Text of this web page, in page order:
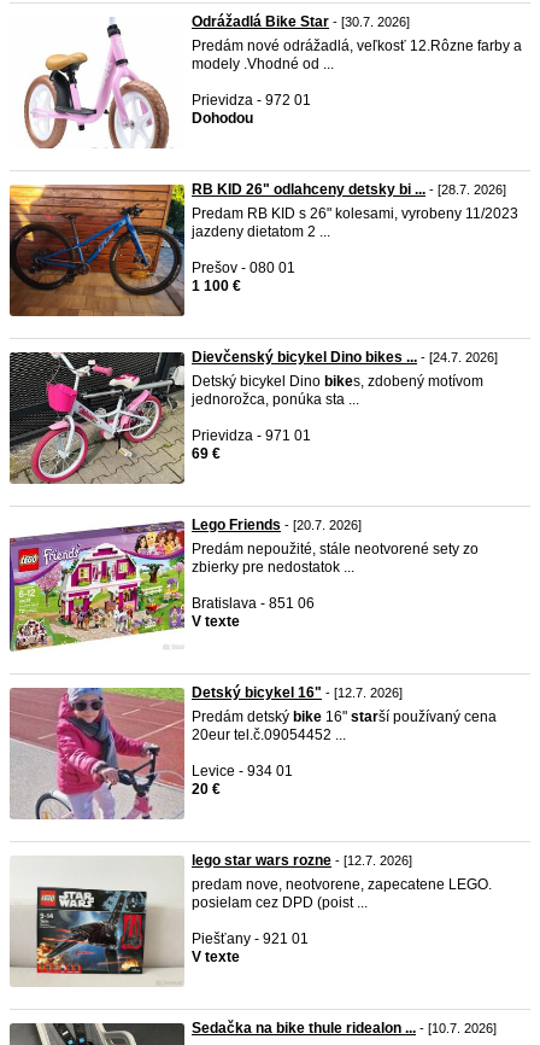
Odrážadlá Bike Star - [30.7. 2026]
Predám nové odrážadlá, veľkosť 12.Rôzne farby a
modely .Vhodné od ...
Prievidza - 972 01
Dohodou
RB KID 26" odlahceny detsky bi ... - [28.7. 2026]
Predam RB KID s 26" kolesami, vyrobeny 11/2023
jazdeny dietatom 2 ...
Prešov - 080 01
1 100 €
Dievčenský bicykel Dino bikes ... - [24.7. 2026]
Detský bicykel Dino bikes, zdobený motívom
jednorožca, ponúka sta ...
Prievidza - 971 01
69 €
Lego Friends - [20.7. 2026]
Predám nepoužité, stále neotvorené sety zo
zbierky pre nedostatok ...
Bratislava - 851 06
V texte
Detský bicykel 16" - [12.7. 2026]
Predám detský bike 16" starší používaný cena
20eur tel.č.09054452 ...
Levice - 934 01
20 €
lego star wars rozne - [12.7. 2026]
predam nove, neotvorene, zapecatene LEGO.
posielam cez DPD (poist ...
Piešťany - 921 01
V texte
Sedačka na bike thule ridealon ... - [10.7. 2026]